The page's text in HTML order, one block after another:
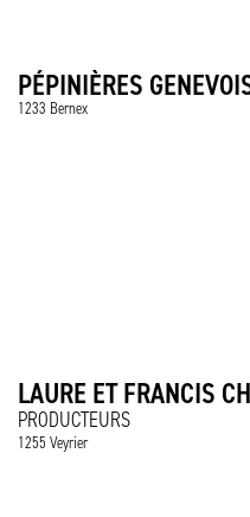
PÉPINIÈRES
1233 Bernex
LAURE ET FRANCIS
PRODUCTEURS
1255 Veyrier